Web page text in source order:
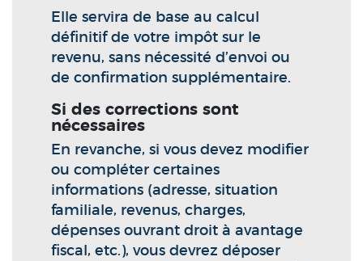
Elle servira de base au calcul
définitif de votre impôt sur le
revenu, sans nécessité d’envoi ou
de confirmation supplémentaire.
Si des corrections sont
nécessaires
En revanche, si vous devez modifier
ou compléter certaines
informations (adresse, situation
familiale, revenus, charges,
dépenses ouvrant droit à avantage
fiscal, etc.), vous devrez déposer